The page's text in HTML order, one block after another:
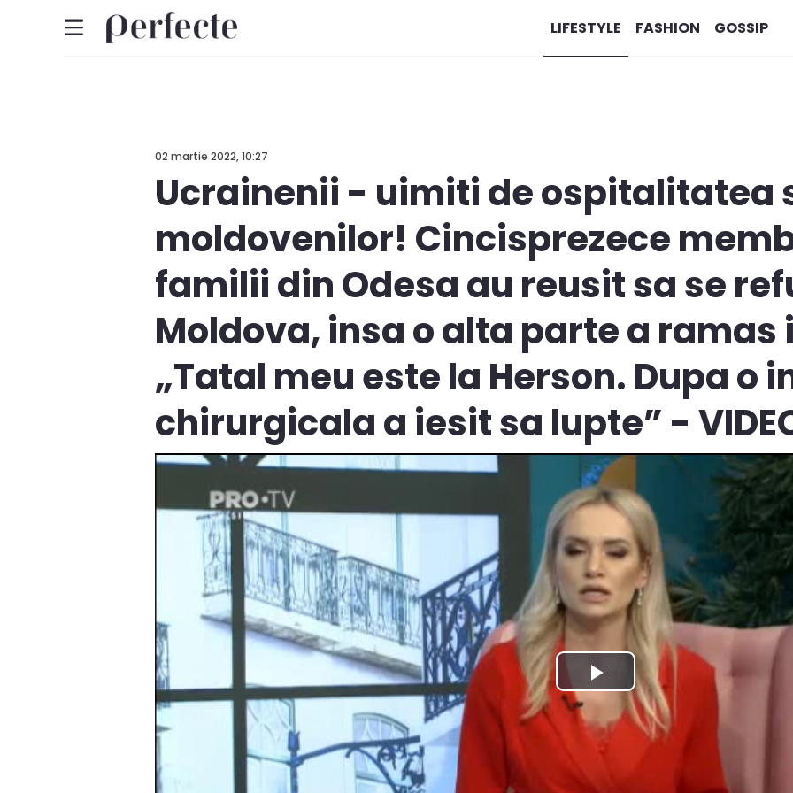
LIFESTYLE FASHION GOSSIP
02 martie 2022, 10:27
Ucrainenii - uimiti de ospitalitatea
moldovenilor! Cincisprezece
familii din Odesa au reusit sa se
Moldova, insa o alta parte a ramas
„Tatal meu este la Herson. Dupa o
chirurgicala a iesit sa lupte” -